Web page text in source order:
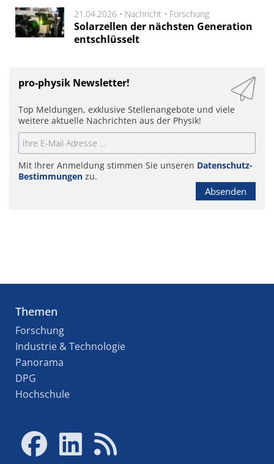
21.04.2026 • Nachricht • Forschung
Solarzellen der nächsten Generation
entschlüsselt
pro-physik Newsletter!
Top Meldungen, exklusive Stellenangebote und viele
weitere aktuelle Nachrichten aus der Physik!
Mit Ihrer Anmeldung stimmen Sie unseren Datenschutz-
Bestimmungen zu.
Absenden
Themen
Forschung
Industrie & Technologie
Panorama
DPG
Hochschule